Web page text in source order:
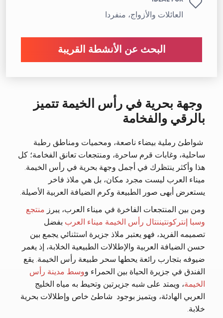
العائلات والأزواج، منفردا
البحث عن الأنشطة القريبة
وجهة بحرية في رأس الخيمةتتميز
بالرقي والفخامة
شواطئ رملية بيضاءناصعة، ومحميات ومناطق رطبة
ساحلية، وغابات قرم ساحرة، ومنتجعات تعانق الفخامة؛ كل
هذا وأكثر ينتظرك في أجملوجهة بحرية في رأس الخيمة.
ميناء العرب ليست مجرد مكان، بل هي ملاذ فاخر
يستعرض أبهى صور الطبيعة وكرم الضيافة العربية الأصيلة.
ومن بين المنتجعات الفاخرة في ميناء العرب، يبرزمنتجع
وسبا إنتركونتيننتال رأس الخيمة ميناء العرببفضل
تصميمه الفريد، فهو يعتبر ملاذ جزيرة استثنائي يجمع بين
حسن الضيافة العربية والإطلالات الطبيعية الخلابة، إذ يغمر
ضيوفه بتجارب رائعة يحطها سحر طبيعة رأس الخيمة. يقع
الفندق في جزيرة الحياة بين الحمراء ووسط مدينة رأس
الخيمة، ويمتد على شبه جزيرتين وتحيط به مياه الخليج
العربي الهادئة، ويتميز بوجود شاطئ خاص وإطلالات بحرية
خلابة.